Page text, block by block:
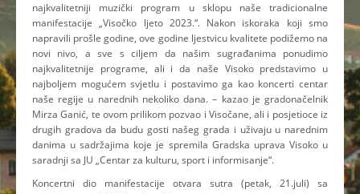
najkvalitetniji muzički program u sklopu naše tradicionalne
manifestacije „Visočko ljeto 2023.“. Nakon iskoraka koji smo
napravili prošle godine, ove godine ljestvicu kvalitete podižemo na
novi nivo, a sve s ciljem da našim sugrađanima ponudimo
najkvalitetnije programe, ali i da naše Visoko predstavimo u
najboljem mogućem svjetlu i postavimo ga kao koncerti centar
naše regije u narednih nekoliko dana. – kazao je gradonačelnik
Mirza Ganić, te ovom prilikom pozvao i Visočane, ali i posjetioce iz
drugih gradova da budu gosti našeg grada i uživaju u narednim
danima u sadržajima koje je spremila Gradska uprava Visoko u
saradnji sa JU „Centar za kulturu, sport i informisanje“.
Koncertni dio manifestacije otvara sutra (petak, 21.juli) sa